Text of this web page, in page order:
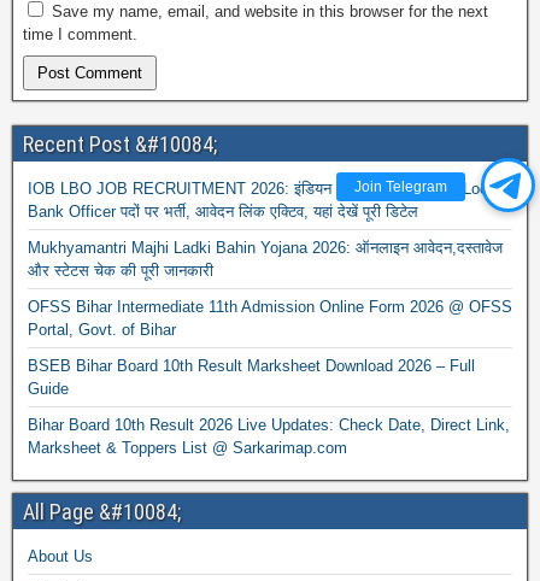
Join Telegram
Save my name, email, and website in this browser for the next
time I comment.
Recent Post &#10084;
IOB LBO JOB RECRUITMENT 2026: इंडियन ओवरसीज बैंक में 250 Local
Bank Officer पदों पर भर्ती, आवेदन लिंक एक्टिव, यहां देखें पूरी डिटेल
Mukhyamantri Majhi Ladki Bahin Yojana 2026: ऑनलाइन आवेदन,दस्तावेज
और स्टेटस चेक की पूरी जानकारी
OFSS Bihar Intermediate 11th Admission Online Form 2026 @ OFSS
Portal, Govt. of Bihar
BSEB Bihar Board 10th Result Marksheet Download 2026 – Full
Guide
Bihar Board 10th Result 2026 Live Updates: Check Date, Direct Link,
Marksheet & Toppers List @ Sarkarimap.com
All Page &#10084;
About Us